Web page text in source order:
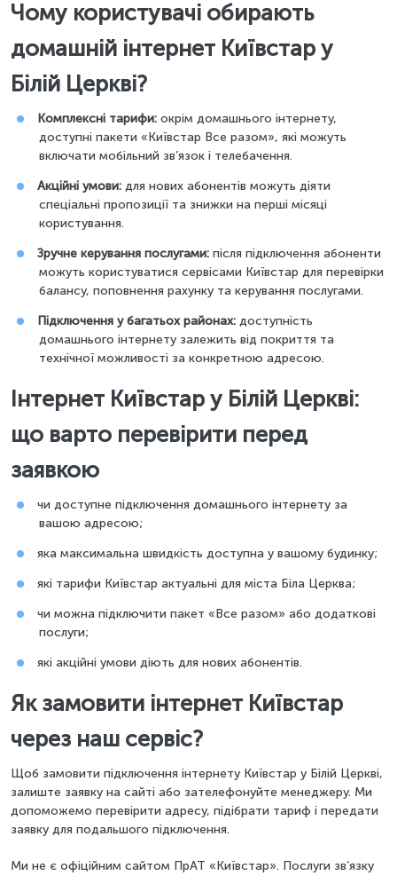
Чому користувачі обирають
домашній інтернет Київстар у
Білій Церкві?
Комплексні тарифи: окрім домашнього інтернету,
доступні пакети «Київстар Все разом», які можуть
включати мобільний зв’язок і телебачення.
Акційні умови: для нових абонентів можуть діяти
спеціальні пропозиції та знижки на перші місяці
користування.
Зручне керування послугами: після підключення абоненти
можуть користуватися сервісами Київстар для перевірки
балансу, поповнення рахунку та керування послугами.
Підключення у багатьох районах: доступність
домашнього інтернету залежить від покриття та
технічної можливості за конкретною адресою.
Інтернет Київстар у Білій Церкві:
що варто перевірити перед
заявкою
чи доступне підключення домашнього інтернету за
вашою адресою;
яка максимальна швидкість доступна у вашому будинку;
які тарифи Київстар актуальні для міста Біла Церква;
чи можна підключити пакет «Все разом» або додаткові
послуги;
які акційні умови діють для нових абонентів.
Як замовити інтернет Київстар
через наш сервіс?
Щоб замовити підключення інтернету Київстар у Білій Церкві,
залиште заявку на сайті або зателефонуйте менеджеру. Ми
допоможемо перевірити адресу, підібрати тариф і передати
заявку для подальшого підключення.
Ми не є офіційним сайтом ПрАТ «Київстар». Послуги зв’язку